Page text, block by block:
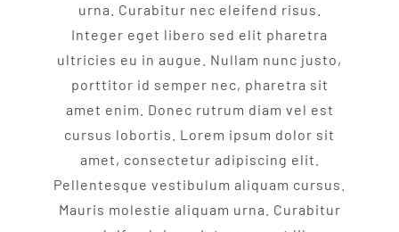
urna. Curabitur nec eleifend risus.
Integer eget libero sed elit pharetra
ultricies eu in augue. Nullam nunc justo,
porttitor id semper nec, pharetra sit
amet enim. Donec rutrum diam vel est
cursus lobortis. Lorem ipsum dolor sit
amet, consectetur adipiscing elit.
Pellentesque vestibulum aliquam cursus.
Mauris molestie aliquam urna. Curabitur